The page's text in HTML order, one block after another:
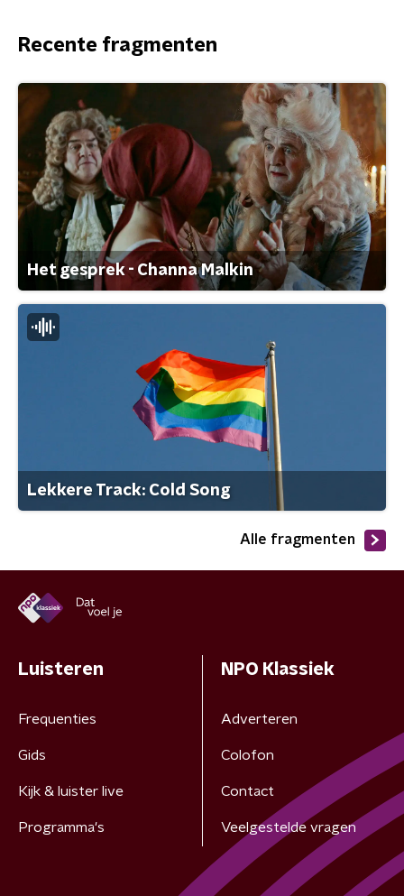
Recente fragmenten
Het gesprek - Channa Malkin
Lekkere Track: Cold Song
Alle fragmenten
Luisteren
Frequenties
Gids
Kijk & luister live
Programma's
NPO Klassiek
Adverteren
Colofon
Contact
Veelgestelde vragen